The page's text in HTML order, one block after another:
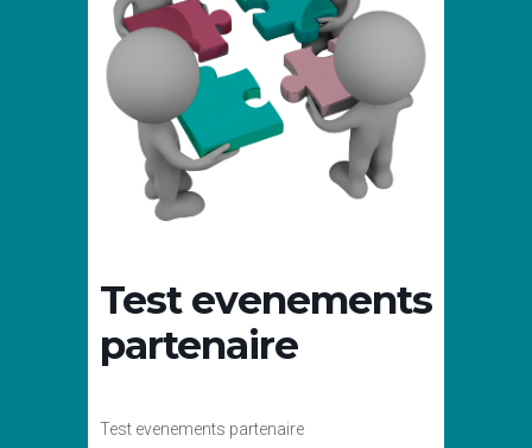
Test evenements
partenaire
Test evenements partenaire